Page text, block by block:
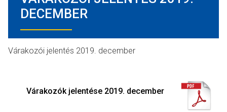
DECEMBER
Várakozói jelentés 2019. december
Várakozók jelentése 2019. december